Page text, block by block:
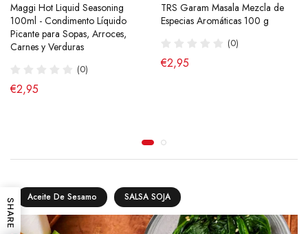
Maggi Hot Liquid Seasoning
100ml - Condimento Líquido
Picante para Sopas, Arroces,
Carnes y Verduras
(0)
€2,95
TRS Garam Masala Mezcla de
Especias Aromáticas 100 g
(0)
€2,95
Aceite De Sesamo SALSA SOJA
SHARE